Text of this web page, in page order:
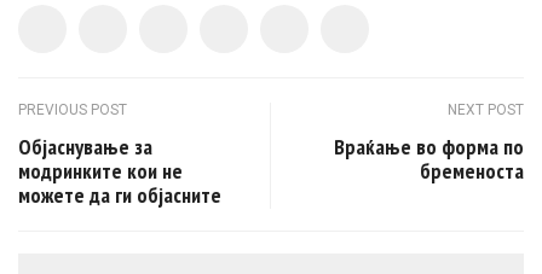
Post navigation
PREVIOUS POST
Објаснување за
модринките кои не
можете да ги објасните
NEXT POST
Враќање во форма по
бременоста